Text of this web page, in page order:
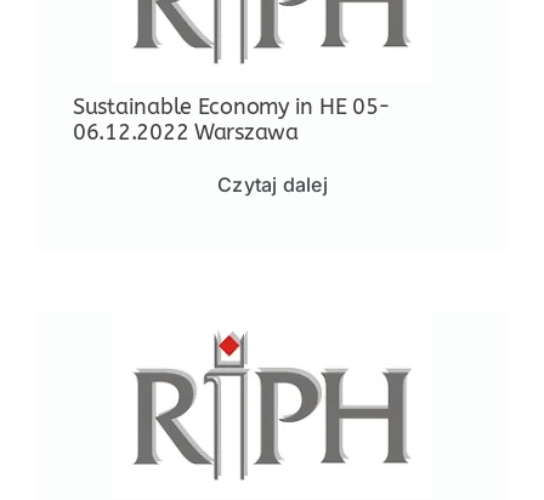
NASI EKSPERCI
Sustainable Economy in HE 05-
06.12.2022 Warszawa
Czytaj dalej